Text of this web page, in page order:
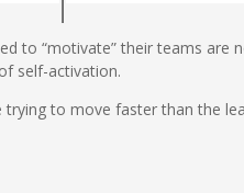
to “motivate” their teams are
self-activation.
to move faster than the